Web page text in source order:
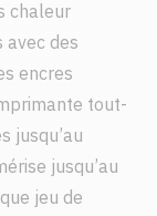
chaleur
avec des
encres
tout-
jusqu’au
jusqu’au
jeu de